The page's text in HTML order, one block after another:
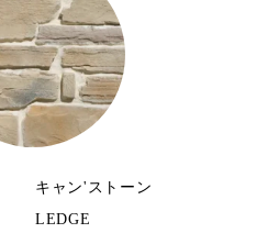
キャン'ストーン
LEDGE